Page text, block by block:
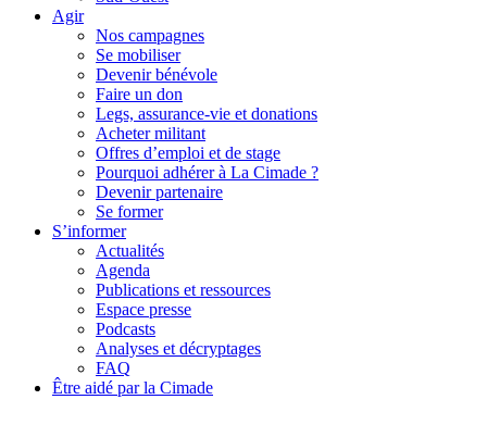
Agir
Nos campagnes
Se mobiliser
Devenir bénévole
Faire un don
Legs, assurance-vie et donations
Acheter militant
Offres d’emploi et de stage
Pourquoi adhérer à La Cimade ?
Devenir partenaire
Se former
S’informer
Actualités
Agenda
Publications et ressources
Espace presse
Podcasts
Analyses et décryptages
FAQ
Être aidé par la Cimade